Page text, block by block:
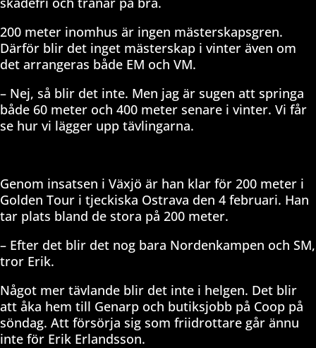
200 meter inomhus är ingen mästerskapsgren.
Därför blir det inget mästerskap i vinter även om
det arrangeras både EM och VM.
– Nej, så blir det inte. Men jag är sugen att springa
både 60 meter och 400 meter senare i vinter. Vi får
se hur vi lägger upp tävlingarna.
Genom insatsen i Växjö är han klar för 200 meter i
Golden Tour i tjeckiska Ostrava den 4 februari. Han
tar plats bland de stora på 200 meter.
– Efter det blir det nog bara Nordenkampen och SM,
tror Erik.
Något mer tävlande blir det inte i helgen. Det blir
att åka hem till Genarp och butiksjobb på Coop på
söndag. Att försörja sig som friidrottare går ännu
inte för Erik Erlandsson.